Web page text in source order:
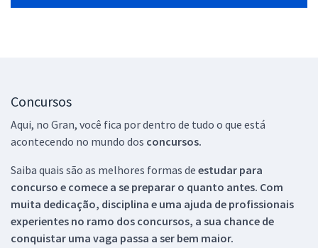
Concursos
Aqui, no Gran, você fica por dentro de tudo o que está
acontecendo no mundo dos concursos.
Saiba quais são as melhores formas de estudar para
concurso e comece a se preparar o quanto antes. Com
muita dedicação, disciplina e uma ajuda de profissionais
experientes no ramo dos concursos, a sua chance de
conquistar uma vaga passa a ser bem maior.